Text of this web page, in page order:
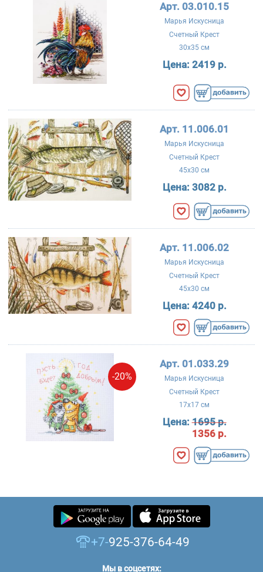
Арт. 03.010.15
Марья Искусница
Счетный Крест
30x35 см
Цена: 2419 р.
Арт. 11.006.01
Марья Искусница
Счетный Крест
45x30 см
Цена: 3082 р.
Арт. 11.006.02
Марья Искусница
Счетный Крест
45x30 см
Цена: 4240 р.
-20%
Арт. 01.033.29
Марья Искусница
Счетный Крест
17x17 см
Цена:1695 р.
1356 р.
+7-925-376-64-49
Мы в соцсетях: